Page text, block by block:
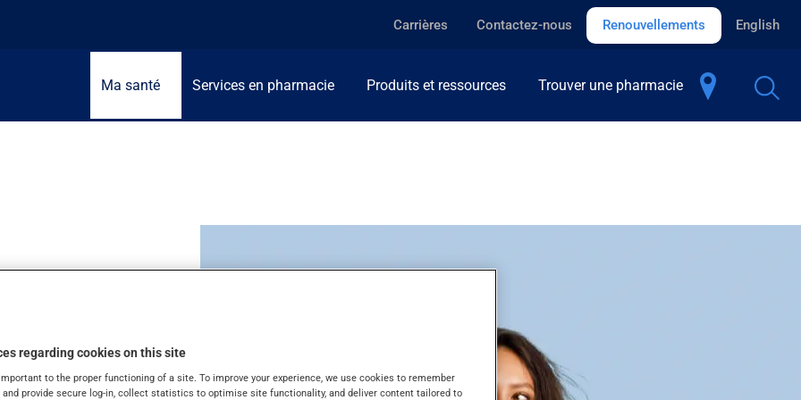
Carrières Contactez-nous Renouvellements English
Ma santé Services en pharmacie Produits et ressources Trouver une pharmacie
regarding cookies on this site
to the proper functioning of a site. To improve your experience, we use cookies to remember
and provide secure log-in, collect statistics to optimise site functionality, and deliver content tailored to